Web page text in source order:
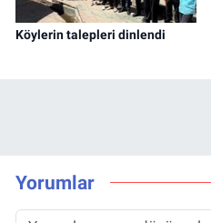
Köylerin talepleri dinlendi
Yorumlar